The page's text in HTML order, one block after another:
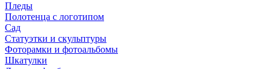
Пледы
Полотенца с логотипом
Сад
Статуэтки и скульптуры
Фоторамки и фотоальбомы
Шкатулки